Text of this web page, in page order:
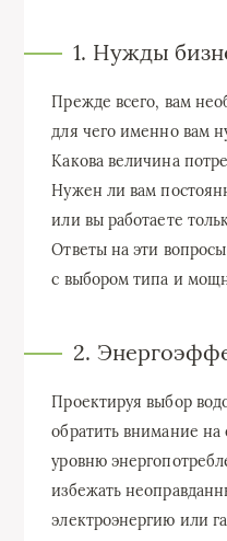
1. Нужды
Прежде всего, вам
для чего именно вам
Какова величина
Нужен ли вам
или вы работаете
Ответы на эти
с выбором типа и
2.
Проектируя выбор
обратить внимание
уровню
избежать
электроэнергию или